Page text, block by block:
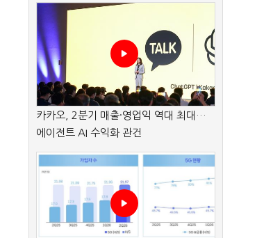
카카오, 2분기 매출·영업익 역대 최대…
에이전트 AI 수익화 관건